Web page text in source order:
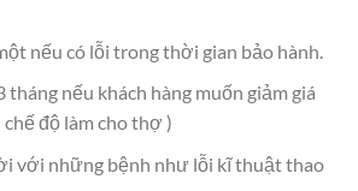
nếu có lỗi trong thời gian bảo hành.
tháng nếu khách hàng muốn giảm giá
độ làm cho thợ )
với những bệnh như lỗi kĩ thuật thao